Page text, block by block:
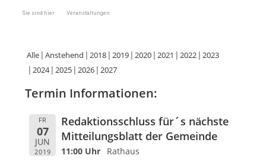
Sie sind hier: Veranstaltungen
Alle Anstehend 2018 2019 2020 2021 2022 2023
2024 2025 2026 2027
Termin Informationen:
FR
07
JUN
2019
Redaktionsschluss für´s nächste
Mitteilungsblatt der Gemeinde
11:00 Uhr Rathaus